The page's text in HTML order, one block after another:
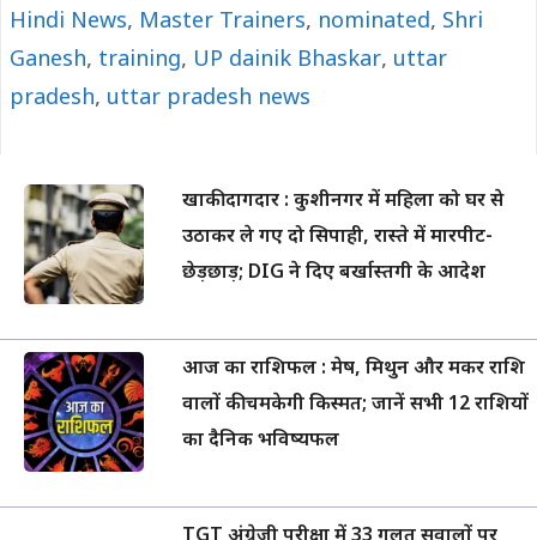
Hindi News, Master Trainers, nominated, Shri
Ganesh, training, UP dainik Bhaskar, uttar
pradesh, uttar pradesh news
खाकी दागदार : कुशीनगर में महिला को घर से
उठाकर ले गए दो सिपाही, रास्ते में मारपीट-
छेड़छाड़; DIG ने दिए बर्खास्तगी के आदेश
आज का राशिफल : मेष, मिथुन और मकर राशि
वालों की चमकेगी किस्मत; जानें सभी 12 राशियों
का दैनिक भविष्यफल